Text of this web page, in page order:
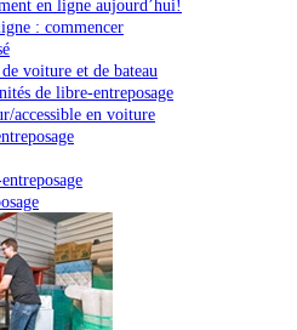
en ligne aujourd’hui!
: commencer
voiture et de bateau
de libre-entreposage
accessible en voiture